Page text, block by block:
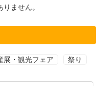
ません。
展・観光フェア 祭り